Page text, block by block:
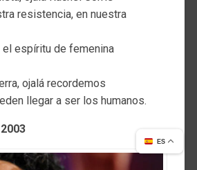
resistencia, en nuestra
espíritu de femenina
ojalá recordemos
llegar a ser los humanos.
ES